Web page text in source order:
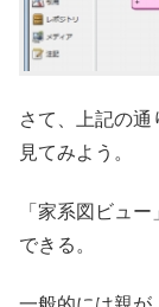
さて、上記の
見てみよう。
「家系図ビュ
できる。